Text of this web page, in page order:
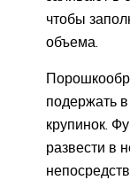
чтобы
объема.
подержать
крупинок.
развести в